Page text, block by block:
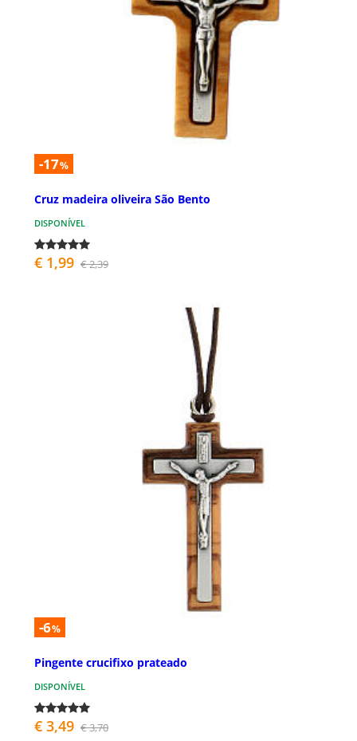
-17%
Cruz madeira oliveira São Bento
DISPONÍVEL
€ 1,99 € 2,39
-6%
Pingente crucifixo prateado
DISPONÍVEL
€ 3,49 € 3,70